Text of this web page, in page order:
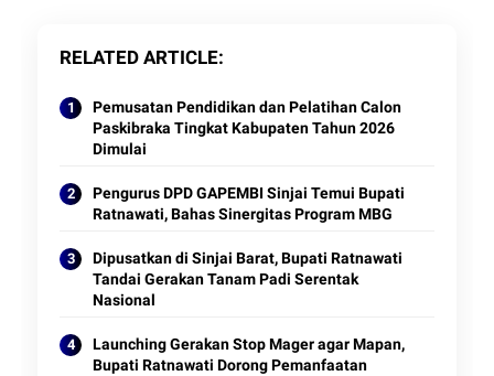
RELATED ARTICLE
Pemusatan Pendidikan dan Pelatihan Calon
Paskibraka Tingkat Kabupaten Tahun 2026
Dimulai
Pengurus DPD GAPEMBI Sinjai Temui Bupati
Ratnawati, Bahas Sinergitas Program MBG
Dipusatkan di Sinjai Barat, Bupati Ratnawati
Tandai Gerakan Tanam Padi Serentak
Nasional
Launching Gerakan Stop Mager agar Mapan,
Bupati Ratnawati Dorong Pemanfaatan